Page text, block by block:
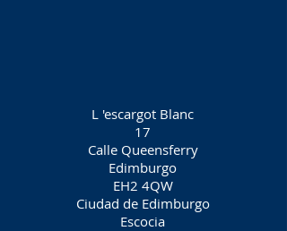
L 'escargot Blanc
17
Calle Queensferry
Edimburgo
EH2 4QW
Ciudad de Edimburgo
Escocia